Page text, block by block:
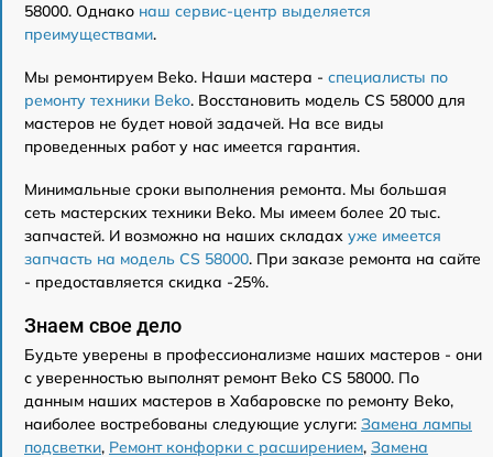
58000. Однако наш сервис-центр выделяется
преимуществами.
Мы ремонтируем Beko. Наши мастера - специалисты по
ремонту техники Beko. Восстановить модель CS 58000 для
мастеров не будет новой задачей. На все виды
проведенных работ у нас имеется гарантия.
Минимальные сроки выполнения ремонта. Мы большая
сеть мастерских техники Beko. Мы имеем более 20 тыс.
запчастей. И возможно на наших складах уже имеется
запчасть на модель CS 58000. При заказе ремонта на сайте
- предоставляется скидка -25%.
Знаем свое дело
Будьте уверены в профессионализме наших мастеров - они
с уверенностью выполнят ремонт Beko CS 58000. По
данным наших мастеров в Хабаровске по ремонту Beko,
наиболее востребованы следующие услуги: Замена лампы
подсветки, Ремонт конфорки с расширением, Замена